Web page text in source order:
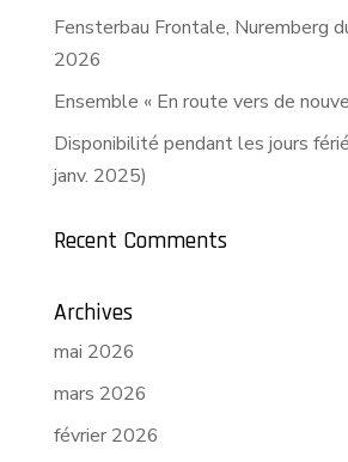
Fensterbau Frontale, Nuremberg
2026
Ensemble « En route vers de
Disponibilité pendant les jours
janv. 2025)
Recent Comments
Archives
mai 2026
mars 2026
février 2026